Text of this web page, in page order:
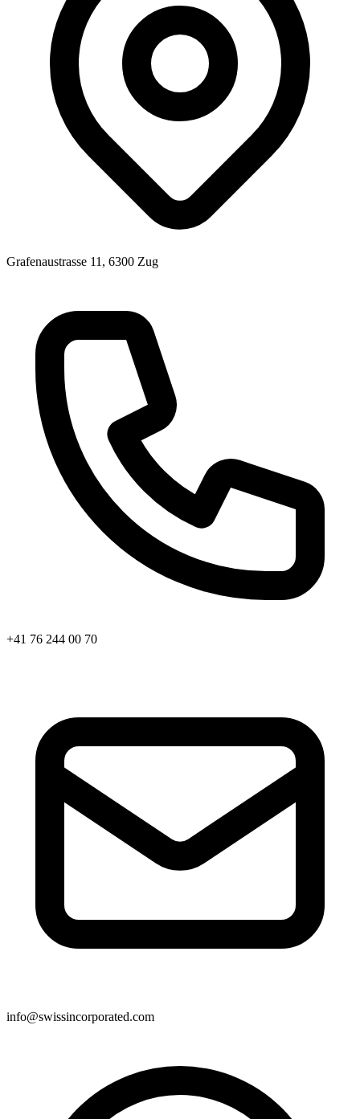
Grafenaustrasse 11, 6300 Zug
+41 76 244 00 70
info@swissincorporated.com